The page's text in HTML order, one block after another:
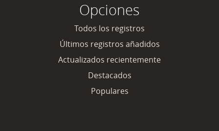
Opciones
Todos los registros
Últimos registros añadidos
Actualizados recientemente
Destacados
Populares